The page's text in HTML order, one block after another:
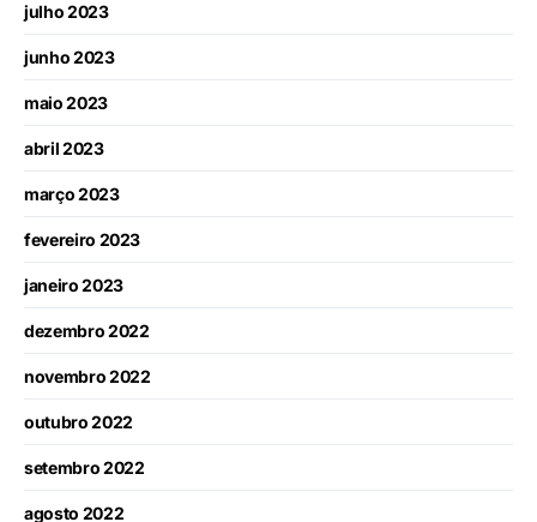
julho 2023
junho 2023
maio 2023
abril 2023
março 2023
fevereiro 2023
janeiro 2023
dezembro 2022
novembro 2022
outubro 2022
setembro 2022
agosto 2022